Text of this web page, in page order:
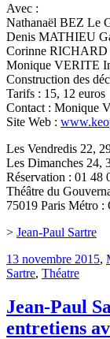
Avec :
Nathanaël BEZ Le
Denis MATHIEU
Corinne RICHARD
Monique VERITE
Construction des
Tarifs : 15, 12 euros
Contact : Monique
Site Web :
Les Vendredis 22,
Les Dimanches 24,
Réservation : 01 48
Théâtre du
75019 Paris Métro :
> Jean-Paul Sartre
13 novembre 2015,
Sartre, Théatre
Jean-Paul
entretiens